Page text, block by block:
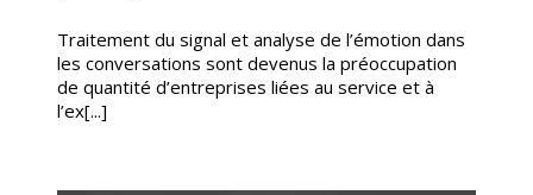
Traitement du signal et analyse de l’émotion dans
les conversations sont devenus la préoccupation
de quantité d’entreprises liées au service et à
l’ex[...]